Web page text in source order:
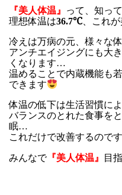
『美人体温』
って、知っ
理想体温は36.7℃ 、これ
冷えは万病の元、様々な
アンチエイジングにも大
くなります…
温めることで内蔵機能も
できます
体温の低下は生活習慣に
バランスのとれた食事を
眠…
これだけで改善するので
みんなで『美人体温』 目